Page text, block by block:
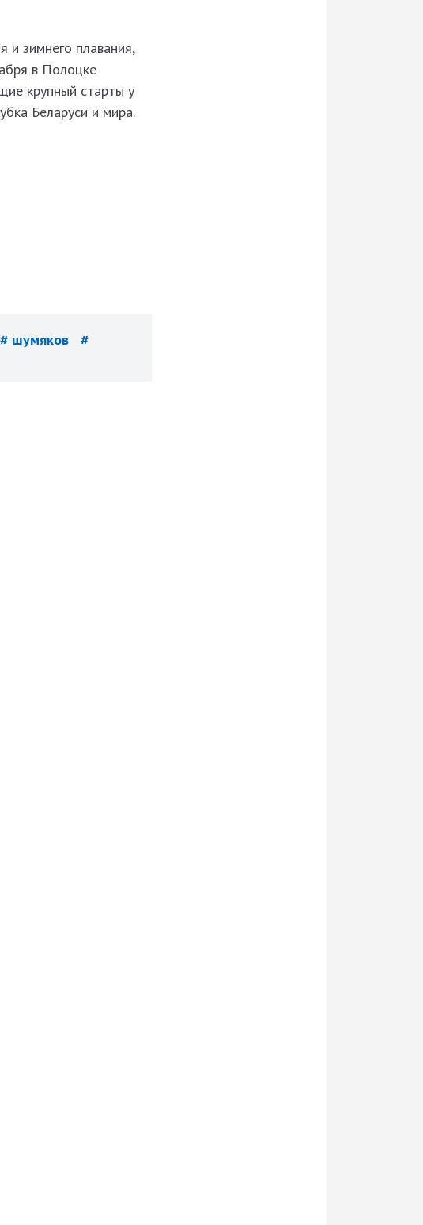
и зимнего плавания,
в Полоцке
крупный старты у
Беларуси и мира.
# шумяков
#